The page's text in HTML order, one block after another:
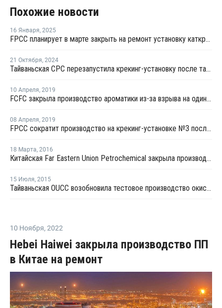
Похожие новости
16 Января, 2025
FPCC планирует в марте закрыть на ремонт установку каткрекинга в Майлиао
21 Октября, 2024
Тайваньская CPC перезапустила крекинг-установку после тайфуна
10 Апреля, 2019
FCFC закрыла производство ароматики из-за взрыва на один месяц
08 Апреля, 2019
FPCC сократит производство на крекинг-установке №3 после взрыва на заводе ароматики в Майлиао
18 Марта, 2016
Китайская Far Eastern Union Petrochemical закрыла производство МЭГ на ремонт
15 Июля, 2015
Тайваньская OUCC возобновила тестовое производство окиси этилена и этиленгликоля
10 Ноября, 2022
Hebei Haiwei закрыла производство ПП
в Китае на ремонт